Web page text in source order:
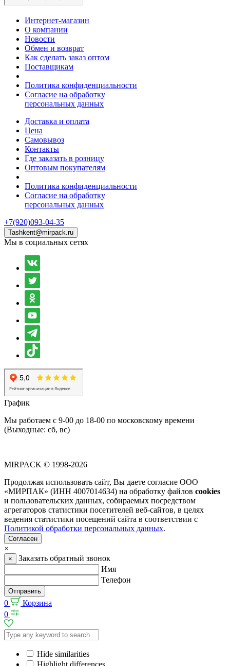
Интернет-магазин
О компании
Новости
Обмен и возврат
Как сделать заказ оптом
Поставщикам
Политика конфиденциальности
Согласие на обработку
персональных данных
Доставка и оплата
Цена
Самовывоз
Контакты
Где заказать в розницу
Оптовым покупателям
Политика конфиденциальности
Согласие на обработку
персональных данных
+7(920)093-04-35
Tashkent@mirpack.ru
Мы в социальных сетях
График
Мы работаем с 9-00 до 18-00 по московскому времени
(Выходные: сб, вс)
MIRPACK © 1998-2026
Продолжая использовать сайт, Вы даете согласие ООО
«МИРПАК» (ИНН 4007014634) на обработку файлов cookies
и пользовательских данных, собираемых посредством
агрегаторов статистики посетителей веб-сайтов, в целях
ведения статистики посещений сайта в соответствии с
Политикой обработки персональных данных.
Согласен
×
×
Заказать обратный звонок
Имя
Телефон
Отправить
0
Корзина
0
Hide similarities
Highlight differences